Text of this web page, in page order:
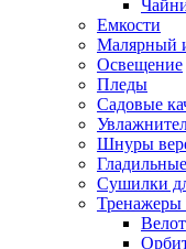
Емкости
Малярный
Освещение
Пледы
Садовые
Шнуры
Сушилки
Тренажеры